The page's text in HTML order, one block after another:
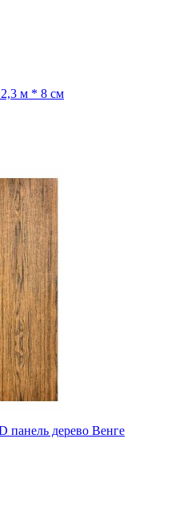
м * 8 см
панель дерево Венге